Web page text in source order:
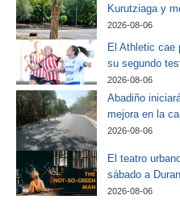
Kurutziaga y
2026-08-06
El Athletic cae
su segundo
2026-08-06
Abadiño
mejora en la
2026-08-06
El teatro
sábado a
2026-08-06